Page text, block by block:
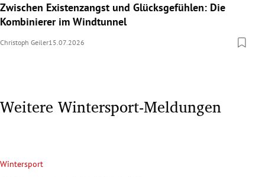
Zwischen Existenzangst und Glücksgefühlen: Die
Kombinierer im Windtunnel
Christoph Geiler15.07.2026
Weitere Wintersport-Meldungen
Wintersport